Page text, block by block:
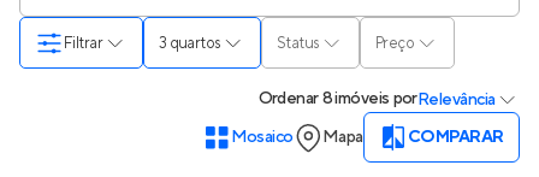
3 quartos Status Preço
Filtrar
Ordenar8 imóveis porRelevância
Mosaico
Mapa COMPARAR